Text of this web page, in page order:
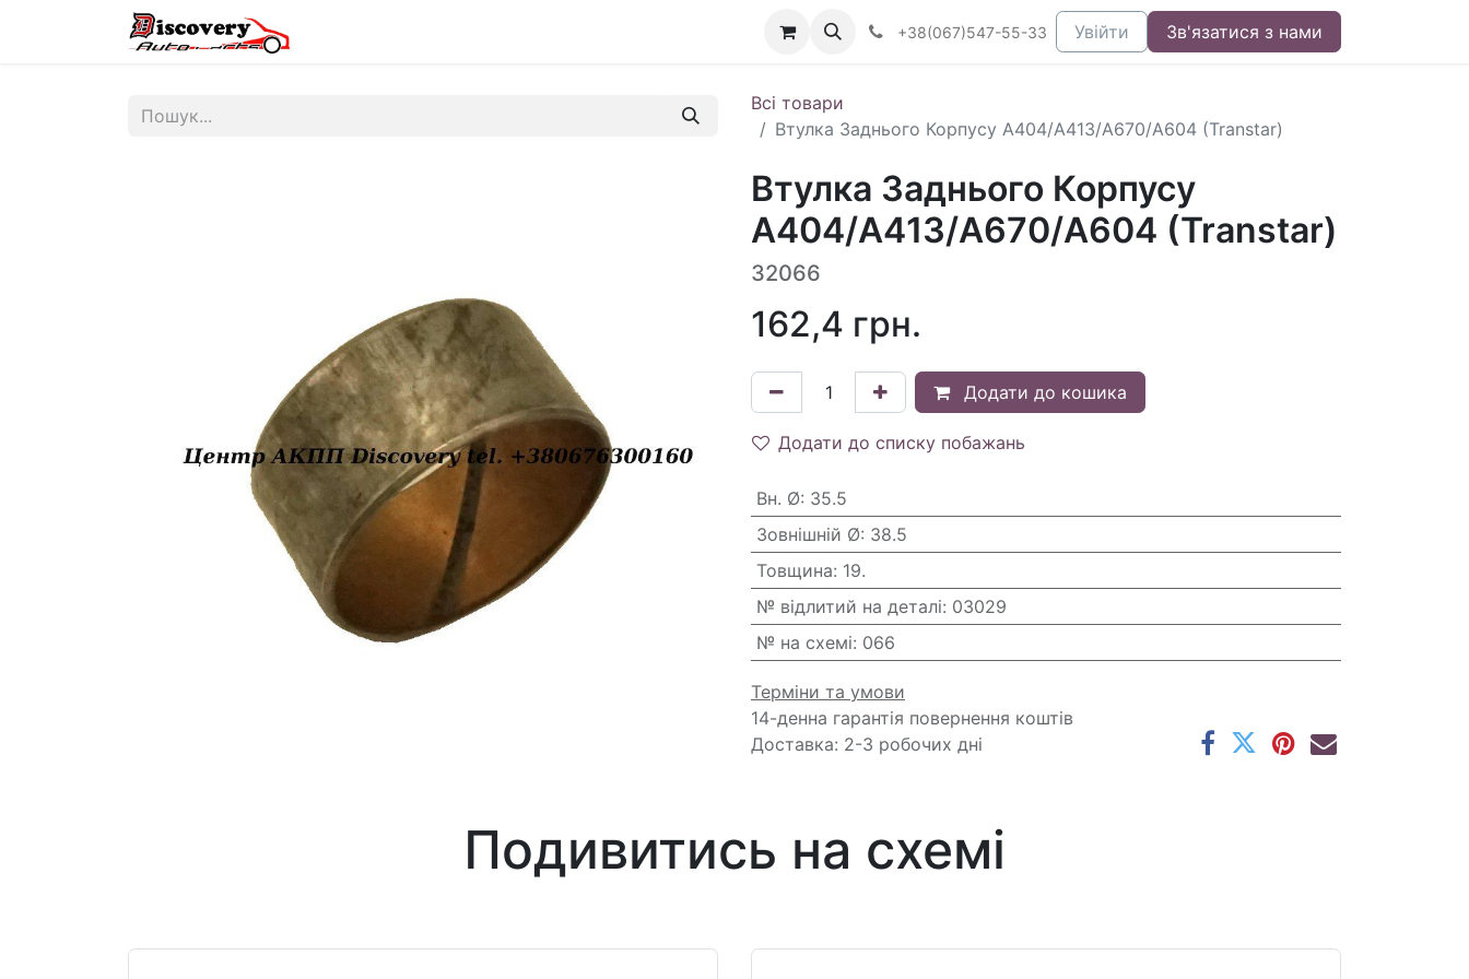
+38(067)547-55-33 Увійти Зв'язатися з нами
Всі товари
Втулка Заднього Корпусу A404/A413/A670/A604 (Transtar)
Втулка Заднього Корпусу
A404/A413/A670/A604 (Transtar)
32066
162,4 грн.
Додати до кошика
Додати до списку побажань
Вн. Ø: 35.5
Зовнішній Ø: 38.5
Товщина: 19.
№ відлитий на деталі: 03029
№ на схемі: 066
Терміни та умови
14-денна гарантія повернення коштів
Доставка: 2-3 робочих дні
Подивитись на схемі